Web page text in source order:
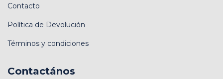
Contacto
Política de Devolución
Términos y condiciones
Contactános